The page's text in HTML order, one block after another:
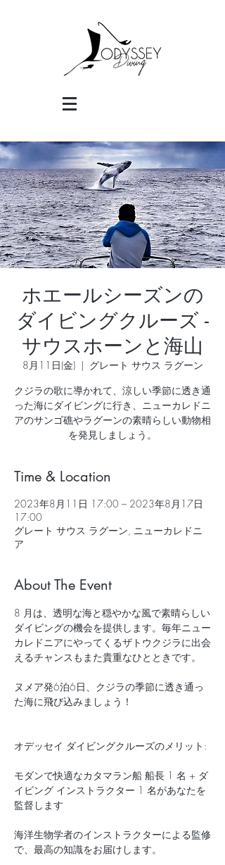
ホエールシーズンの
ダイビングクルーズ -
サウスホーンと海山
8月11日(金)
  |
グレート サウス ラグーン
クジラの歌に導かれて、涼しい季節に透き通
った海にダイビングに行き、ニューカレドニ
アのサンゴ礁やラグーンの素晴らしい動物相
を発見しましょう。
Time & Location
2023年8月11日 17:00 – 2023年8月17日
17:00
グレート サウス ラグーン, ニューカレドニ
ア
About The Event
8 月は、透明な海と穏やかな風で素晴らしい
ダイビングの機会を提供します。毎年ニュー
カレドニアにやってくるザトウクジラに出会
えるチャンスもまた貴重なひとときです。
ヌメア発6泊6日、クジラの季節に透き通っ
た海に飛び込みましょう！
オデッセイ ダイビングクルーズのメリット:
モダンで快適なカタマラン船 船長 1 名 + ダ
イビング インストラクター 1 名があなたを
監督します
海洋生物学者のインストラクターによる監修
で、最高の知識をお届けします。